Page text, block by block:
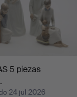
5 piezas
24 jul 2026